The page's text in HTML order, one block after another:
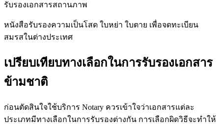
รับรองเอกสารสถานภาพ
หนังสือรับรองความเป็นโสด ใบหย่า ใบตาย เพื่อจดทะเบียน
สมรสในต่างประเทศ
เปรียบเทียบทางเลือกในการรับรองเอกสาร
ข้ามชาติ
ก่อนตัดสินใจใช้บริการ Notary ควรเข้าใจว่าเอกสารแต่ละ
ประเภทมีทางเลือกในการรับรองต่างกัน การเลือกผิดวิธีจะทำให้